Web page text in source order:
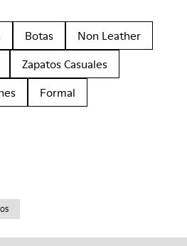
Botas
Non Leather
Zapatos Casuales
Formal